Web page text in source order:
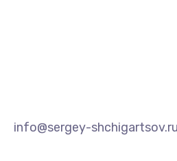
info@sergey-shchigartsov.ru